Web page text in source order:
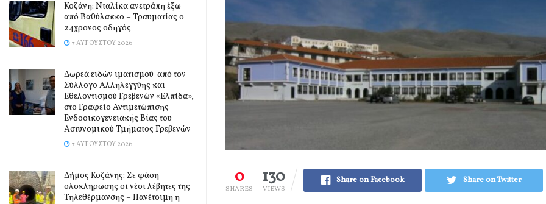
Κοζάνη: Νταλίκα ανετράπη έξω
από Βαθύλακκο – Τραυματίας ο
24χρονος οδηγός
7 ΑΥΓΟΎΣΤΟΥ 2026
Δωρεά ειδών ιματισμού από τον
Σύλλογο Αλληλεγγύης και
Εθελοντισμού Γρεβενών «Ελπίδα»,
στο Γραφείο Αντιμετώπισης
Ενδοοικογενειακής Βίας του
Αστυνομικού Τμήματος Γρεβενών
7 ΑΥΓΟΎΣΤΟΥ 2026
Δήμος Κοζάνης: Σε φάση
ολοκλήρωσης οι νέοι λέβητες της
Τηλεθέρμανσης – Πανέτοιμη η
0
SHARES
130
VIEWS
Share on Facebook Share on Twitter